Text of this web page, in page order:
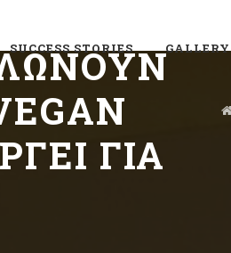
SUCCESS STORIES GALLERY
Δ
ΓΙΑ Ε